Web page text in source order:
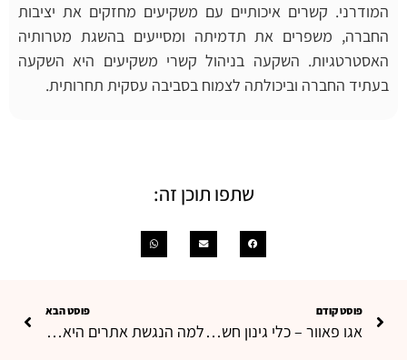
המודרני. קשרים איכותיים עם משקיעים מחזקים את יציבות
החברה, משפרים את תדמיתה ומסייעים בהשגת מטרותיה
האסטרטגיות. השקעה בניהול קשרי משקיעים היא השקעה
בעתיד החברה וביכולתה לצמוח בסביבה עסקית תחרותית.
שתפו תוכן זה:
פוסט קודם
אגו פאוור – כלי גינון חשמליים
פוסט הבא
למה הנגשת אתרים היא לא רק חובה חוקית – אלא אחריות חברתית?